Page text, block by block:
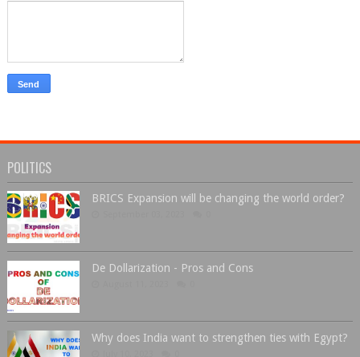
POLITICS
BRICS Expansion will be changing the world order?
De Dollarization - Pros and Cons
Why does India want to strengthen ties with Egypt?